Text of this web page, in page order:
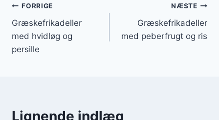
Indlægsnavigation
FORRIGE
Græskefrikadeller
med hvidløg og
persille
NÆSTE
Græskefrikadeller
med peberfrugt og ris
Lignende indlæg